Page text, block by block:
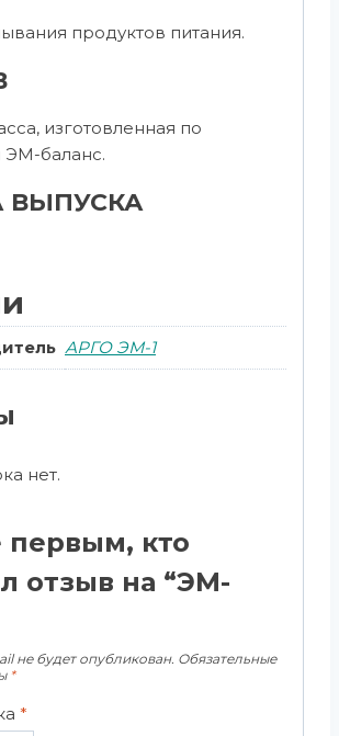
продуктов питания.
изготовленная по
ЭМ-баланс.
ВЫПУСКА
АРГО ЭМ-1
нет.
первым, кто
отзыв на “ЭМ-
не будет опубликован. Обязательные
*
*